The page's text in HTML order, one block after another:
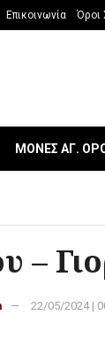
Επικοινωνία Όροι
ΜΟΝΕΣ ΑΓ.
–
22/05/2024 |